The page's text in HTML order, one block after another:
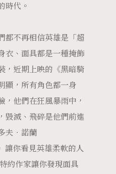
時代。
都不再相信英雄是「超
衣、面具都是一種掩飾
，近期上映的《黑暗騎
顯，所有角色都一身
，他們在狂風暴雨中，
毀滅、飛碎是他們前進
夫．諾蘭
讓你看見英雄柔軟的人
約作家讓你發現面具